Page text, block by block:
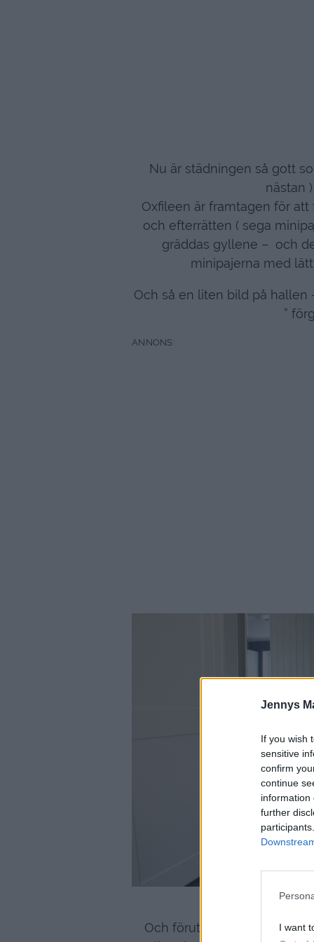
Jennys
If you wish
sensitive
confirm
continue
information
further
I want
Nu är städningen så gott
nästan
Oxfileen är framtagen för
och efterrätten ( sega
gräddas gyllene – och
minipajerna med
Och så en liten bild på hallen
”
Och förutom att plocka in